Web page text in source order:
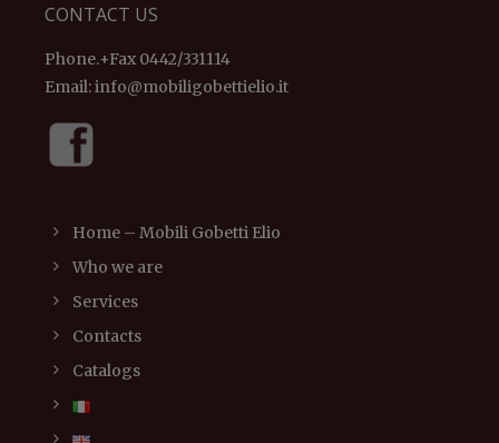
CONTACT US
Phone.+Fax 0442/331114
Email:info@mobiligobettielio.it
Home – Mobili Gobetti Elio
Who we are
Services
Contacts
Catalogs